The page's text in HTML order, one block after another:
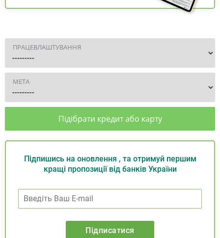
ПРАЦЕВЛАШТУВАННЯ
МЕТА
Підібрати кредит або карту
Підпишись на оновлення , та отримуй першим
кращі пропозиції від банків України
Підписатися